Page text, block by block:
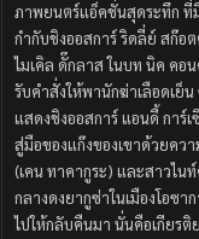
ภาพยนตร์แอ็คชั่นสุดระทึก ที่
กำกับชิงออสการ์ ริดลี่ย์ สก๊อ
ไมเคิล ดั๊กลาส ในบท นิค คอ
รับคำสั่งให้พานักฆ่าเลือดเย็
แสดงชิงออสการ์ แอนดี้ การ์
สู่มือของแก๊งของเขาด้วยคว
(เคน ทาคากูระ) และสาวไน
กลางดงยากูซ่าในเมืองโอซ
ไปให้กลับคืนมา นั่นคือเกียรติ